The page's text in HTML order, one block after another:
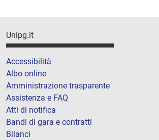
Unipg.it
Accessibilità
Albo online
Amministrazione trasparente
Assistenza e FAQ
Atti di notifica
Bandi di gara e contratti
Bilanci